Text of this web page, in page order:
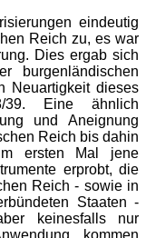
eindeutig
Reich zu, es war
Dies ergab sich
burgenländischen
Neuartigkeit dieses
39. Eine ähnlich
und Aneignung
Reich bis dahin
ersten Mal jene
erprobt, die
Reich - sowie in
Staaten -
keinesfalls nur
kommen